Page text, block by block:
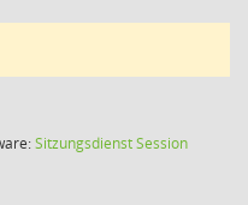
SitzungsdienstSession(Wird in